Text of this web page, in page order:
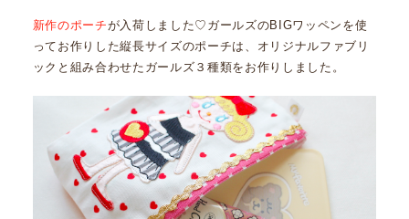
新作のポーチが入荷しました♡ガールズのBIGワッペンを使
ってお作りした縦長サイズのポーチは、オリジナルファブリ
ックと組み合わせたガールズ３種類をお作りしました。